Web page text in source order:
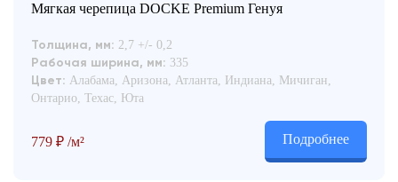
Мягкая черепица DOCKE Premium Генуя
Толщина, мм: 2,7 +/- 0,2
Рабочая ширина, мм: 335
Цвет: Алабама, Аризона, Атланта, Индиана, Мичиган,
Онтарио, Техас, Юта
779 ₽ /м² Подробнее